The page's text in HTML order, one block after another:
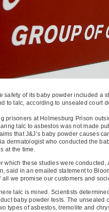
safety of its baby powder included
to talc, according to unsealed court
prisoners at Holmesburg Prison
talc to asbestos was not made
that J&J’s baby powder causes
dermatologist who conducted the
at the time.
which these studies were
said in an emailed statement to
we promise our customers and
talc is mined. Scientists
baby powder tests. The
types of asbestos, tremolite and